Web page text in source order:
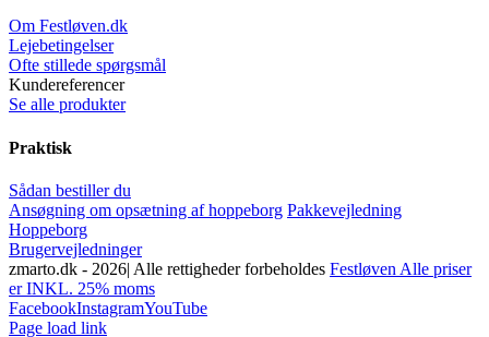
Om Festløven.dk
Lejebetingelser
Ofte stillede spørgsmål
Kundereferencer
Se alle produkter
Praktisk
Sådan bestiller du
Ansøgning om opsætning af hoppeborg Pakkevejledning
Hoppeborg
Brugervejledninger
zmarto.dk - 2026| Alle rettigheder forbeholdes Festløven Alle priser
er INKL. 25% moms
FacebookInstagramYouTube
Page load link